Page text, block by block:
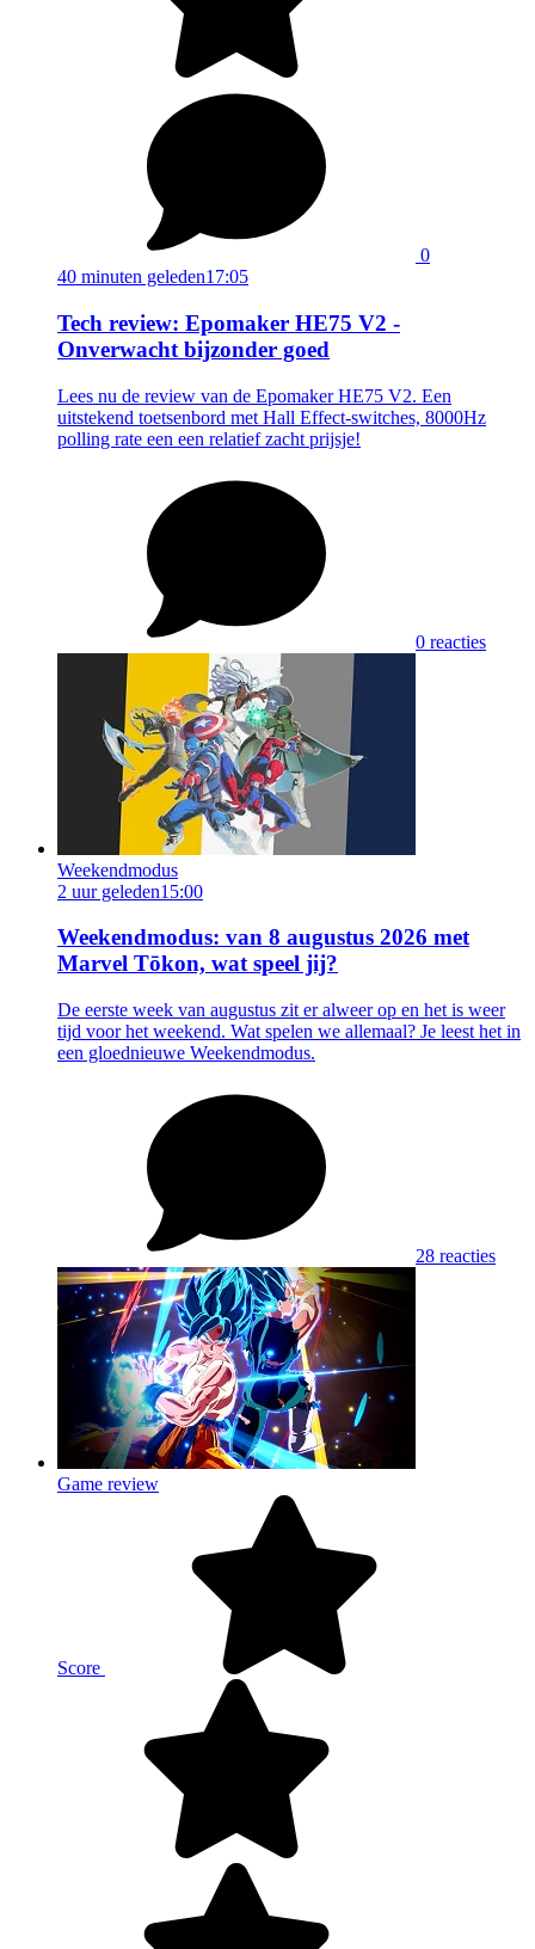
0
40 minuten geleden17:05
Tech review: Epomaker HE75 V2 -
Onverwacht bijzonder goed
Lees nu de review van de Epomaker HE75 V2. Een
uitstekend toetsenbord met Hall Effect-switches, 8000Hz
polling rate een een relatief zacht prijsje!
0 reacties
Weekendmodus
2 uur geleden15:00
Weekendmodus: van 8 augustus 2026 met
Marvel Tōkon, wat speel jij?
De eerste week van augustus zit er alweer op en het is weer
tijd voor het weekend. Wat spelen we allemaal? Je leest het in
een gloednieuwe Weekendmodus.
28 reacties
Game review
Score